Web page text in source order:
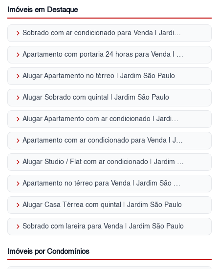
Imóveis em Destaque
keyboard_arrow_right Sobrado com ar condicionado para Venda | Jardim São Paulo
keyboard_arrow_right Apartamento com portaria 24 horas para Venda | Jardim São Paulo
keyboard_arrow_right Alugar Apartamento no térreo | Jardim São Paulo
keyboard_arrow_right Alugar Sobrado com quintal | Jardim São Paulo
keyboard_arrow_right Alugar Apartamento com ar condicionado | Jardim São Paulo
keyboard_arrow_right Apartamento com ar condicionado para Venda | Jardim São Paulo
keyboard_arrow_right Alugar Studio / Flat com ar condicionado | Jardim São Paulo
keyboard_arrow_right Apartamento no térreo para Venda | Jardim São Paulo
keyboard_arrow_right Alugar Casa Térrea com quintal | Jardim São Paulo
keyboard_arrow_right Sobrado com lareira para Venda | Jardim São Paulo
Imóveis por Condomínios